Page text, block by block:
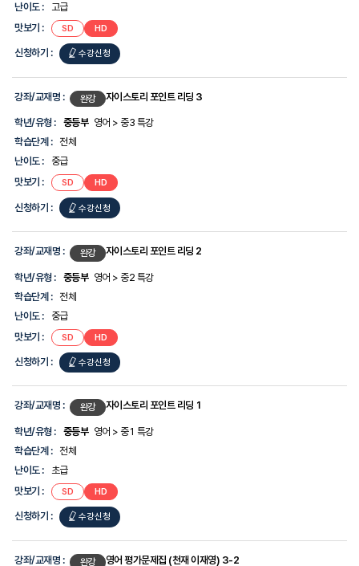
난이도 :
고급
맛보기 :
SD HD
신청하기 : 수강신청
강좌/교재명 : 완강 자이스토리 포인트 리딩 3
학년/유형 : 중등부 영어 > 중3 특강
학습단계 :
전체
난이도 :
중급
맛보기 :
SD HD
신청하기 : 수강신청
강좌/교재명 : 완강 자이스토리 포인트 리딩 2
학년/유형 : 중등부 영어 > 중2 특강
학습단계 :
전체
난이도 :
중급
맛보기 :
SD HD
신청하기 : 수강신청
강좌/교재명 : 완강 자이스토리 포인트 리딩 1
학년/유형 : 중등부 영어 > 중1 특강
학습단계 :
전체
난이도 :
초급
맛보기 :
SD HD
신청하기 : 수강신청
강좌/교재명 : 완강 영어 평가문제집 (천재 이재영) 3-2